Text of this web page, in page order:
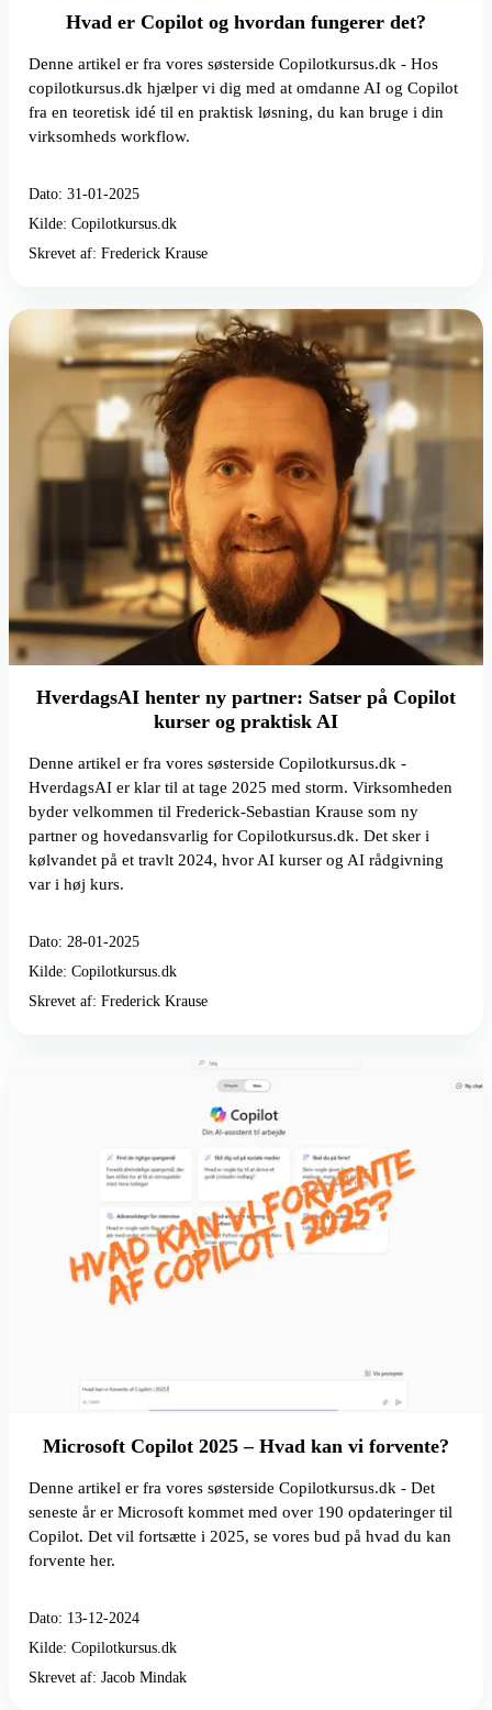
Hvad er Copilot og hvordan fungerer det?
Denne artikel er fra vores søsterside Copilotkursus.dk - Hos
copilotkursus.dk hjælper vi dig med at omdanne AI og Copilot
fra en teoretisk idé til en praktisk løsning, du kan bruge i din
virksomheds workflow.
Dato: 31-01-2025
Kilde: Copilotkursus.dk
Skrevet af: Frederick Krause
HverdagsAI henter ny partner: Satser på Copilot
kurser og praktisk AI
Denne artikel er fra vores søsterside Copilotkursus.dk -
HverdagsAI er klar til at tage 2025 med storm. Virksomheden
byder velkommen til Frederick-Sebastian Krause som ny
partner og hovedansvarlig for Copilotkursus.dk. Det sker i
kølvandet på et travlt 2024, hvor AI kurser og AI rådgivning
var i høj kurs.
Dato: 28-01-2025
Kilde: Copilotkursus.dk
Skrevet af: Frederick Krause
Microsoft Copilot 2025 – Hvad kan vi forvente?
Denne artikel er fra vores søsterside Copilotkursus.dk - Det
seneste år er Microsoft kommet med over 190 opdateringer til
Copilot. Det vil fortsætte i 2025, se vores bud på hvad du kan
forvente her.
Dato: 13-12-2024
Kilde: Copilotkursus.dk
Skrevet af: Jacob Mindak